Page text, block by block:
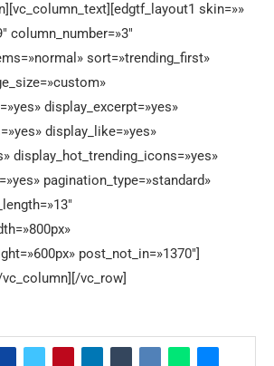
skin=»»
column_number=»3″
sort=»trending_first»
display_excerpt=»yes»
display_like=»yes»
display_hot_trending_icons=»yes»
pagination_type=»standard»
post_not_in=»1370″]
vc_row]